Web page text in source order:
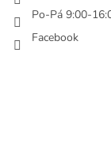
Po-Pá 9:00-
Facebook